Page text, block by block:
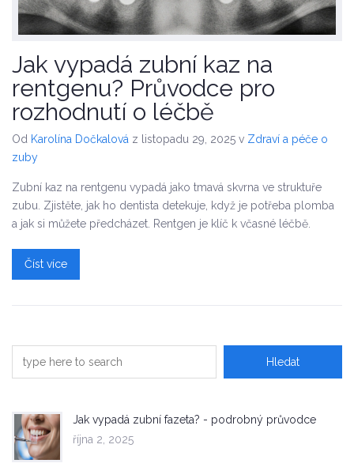
Jak vypadá zubní kaz na
rentgenu? Průvodce pro
rozhodnutí o léčbě
Od Karolína Dočkalová z listopadu 29, 2025 v Zdraví a péče o
zuby
Zubní kaz na rentgenu vypadá jako tmavá skvrna ve struktuře
zubu. Zjistěte, jak ho dentista detekuje, když je potřeba plomba
a jak si můžete předcházet. Rentgen je klíč k včasné léčbě.
Číst více
Jak vypadá zubní fazeta? - podrobný průvodce
října 2, 2025